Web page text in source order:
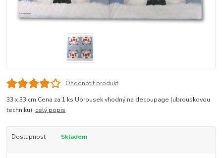
Ohodnotit produkt
33 x 33 cm Cena za 1 ks Ubrousek vhodný na decoupage (ubrouskovou
techniku). celý popis
Dostupnost Skladem